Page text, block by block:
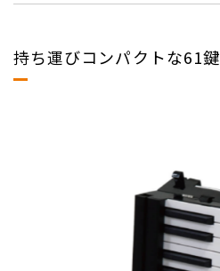
持ち運びコンパクトな61鍵